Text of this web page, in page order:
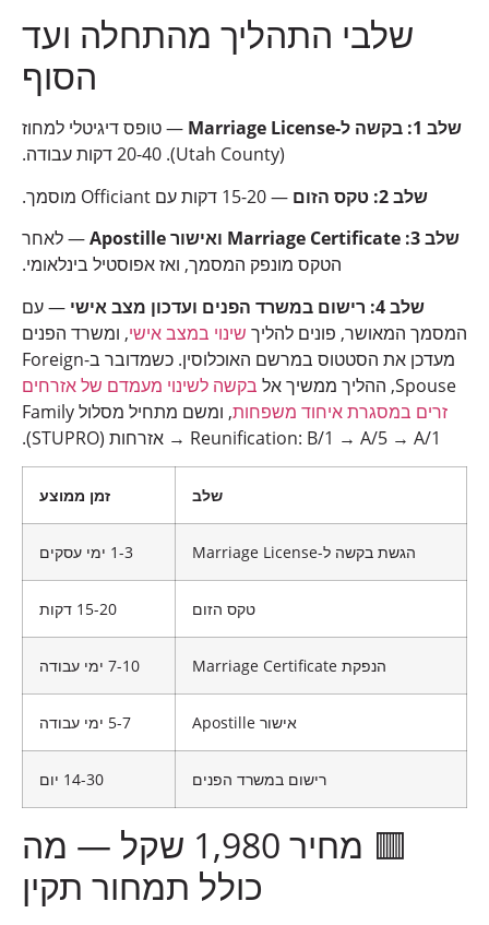
שלבי התהליך מהתחלה ועד
הסוף
שלב 1: בקשה ל-Marriage License
— טופס דיגיטלי למחוז
(Utah County). 20-40 דקות עבודה.
שלב 2: טקס הזום
— 15-20 דקות עם Officiant מוסמך.
שלב 3: Marriage Certificate ואישור Apostille
— לאחר
הטקס מונפק המסמך, ואז אפוסטיל בינלאומי.
שלב 4: רישום במשרד הפנים ועדכון מצב אישי
— עם
המסמך המאושר, פונים להליך שינוי במצב אישי, ומשרד הפנים
מעדכן את הסטטוס במרשם האוכלוסין. כשמדובר ב-Foreign
Spouse, ההליך ממשיך אל
בקשה לשינוי מעמדם של אזרחים
זרים במסגרת איחוד משפחות
, ומשם מתחיל מסלול Family
Reunification: B/1 → A/5 → A/1 → אזרחות (STUPRO).
שלב זמן ממוצע
הגשת בקשה ל-Marriage License 1-3 ימי עסקים
טקס הזום 15-20 דקות
הנפקת Marriage Certificate 7-10 ימי עבודה
אישור Apostille 5-7 ימי עבודה
רישום במשרד הפנים 14-30 יום
🟥 מחיר 1,980 שקל — מה
כולל תמחור תקין